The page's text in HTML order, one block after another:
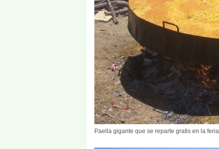
Paella gigante que se reparte gratis en la feria